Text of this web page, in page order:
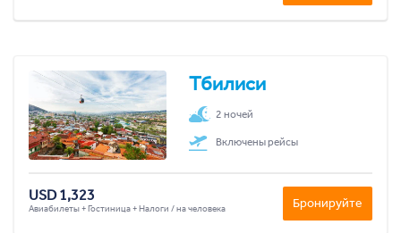
Тбилиси
2 ночей
Включены рейсы
USD 1,323
Авиабилеты + Гостиница + Налоги / на человека Бронируйте